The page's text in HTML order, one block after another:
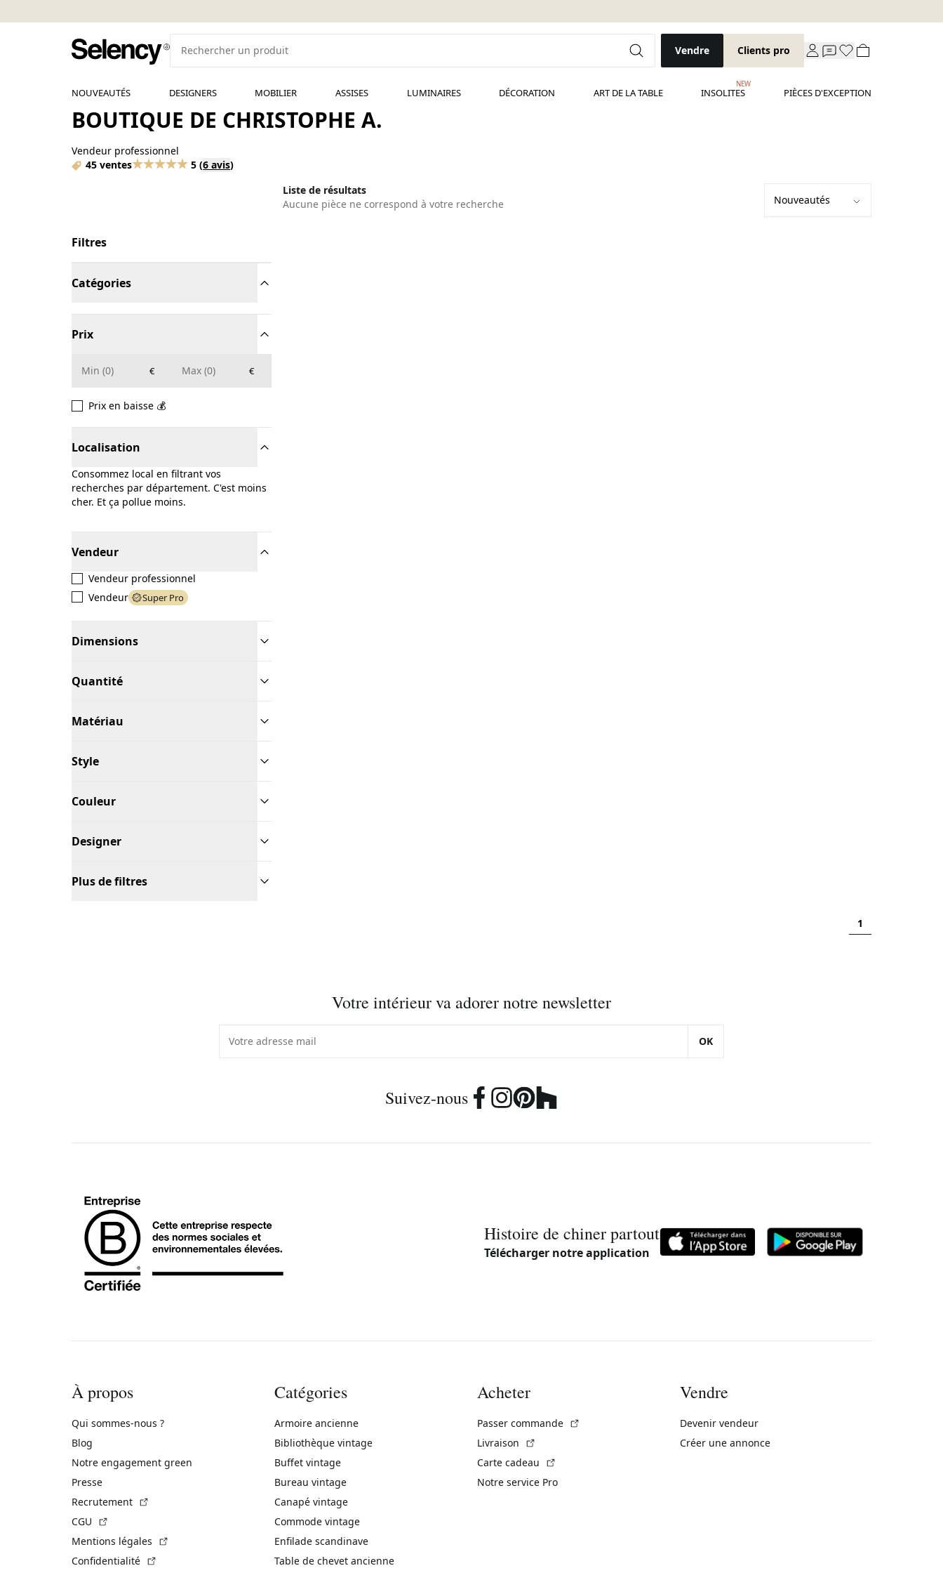
Vendre Clients pro
NOUVEAUTÉS DESIGNERS MOBILIER ASSISES LUMINAIRES DÉCORATION ART DE LA TABLE INSOLITES
NEW
PIÈCES D'EXCEPTION
BOUTIQUE DE CHRISTOPHE A.
Vendeur professionnel
45 ventes
5 (6 avis)
Liste de résultats
Aucune pièce ne correspond à votre recherche
Filtres
Catégories
Prix
€ €
Prix en baisse 💰
Localisation
Consommez local en filtrant vos
recherches par département. C'est moins
cher. Et ça pollue moins.
Vendeur
Vendeur professionnel
Vendeur
Super Pro
Dimensions
Quantité
Matériau
Style
Couleur
Designer
Plus de filtres
1
Votre intérieur va adorer notre newsletter
OK
Suivez-nous
Histoire de chiner partout
Télécharger notre application
À propos
Qui sommes-nous ?
Blog
Notre engagement green
Presse
Recrutement
CGU
Mentions légales
Confidentialité
Catégories
Armoire ancienne
Bibliothèque vintage
Buffet vintage
Bureau vintage
Canapé vintage
Commode vintage
Enfilade scandinave
Table de chevet ancienne
Acheter
Passer commande
Livraison
Carte cadeau
Notre service Pro
Vendre
Devenir vendeur
Créer une annonce